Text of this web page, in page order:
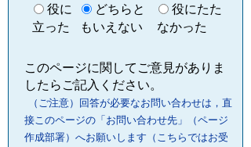
役に
立った
どちらと
もいえない
役にたた
なかった
このページに関してご意見がありま
したらご記入ください。
（ご注意）回答が必要なお問い合わせは，直
接このページの「お問い合わせ先」（ページ
作成部署）へお願いします（こちらではお受